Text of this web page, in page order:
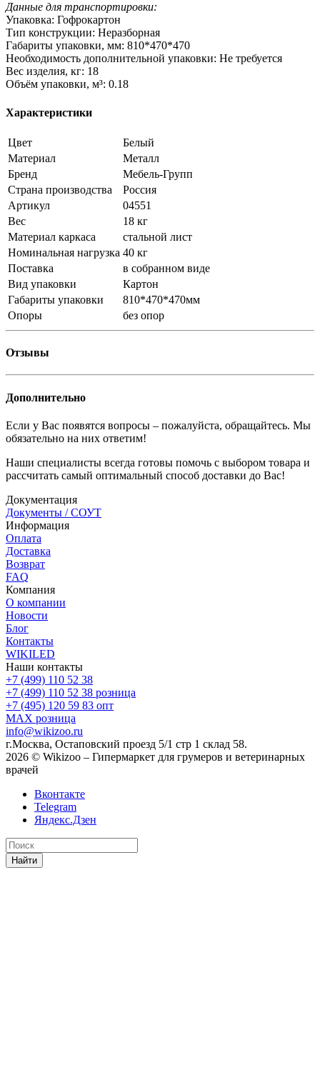
Данные для транспортировки:
Упаковка: Гофрокартон
Тип конструкции: Неразборная
Габариты упаковки, мм: 810*470*470
Необходимость дополнительной упаковки: Не требуется
Вес изделия, кг: 18
Объём упаковки, м³: 0.18
Характеристики
Цвет
Белый
Материал
Металл
Бренд
Мебель-Групп
Страна производства
Россия
Артикул
04551
Вес
18 кг
Материал каркаса
стальной лист
Номинальная нагрузка 40 кг
Поставка
в собранном виде
Вид упаковки
Картон
Габариты упаковки
810*470*470мм
Опоры
без опор
Отзывы
Дополнительно
Если у Вас появятся вопросы – пожалуйста, обращайтесь. Мы
обязательно на них ответим!
Наши специалисты всегда готовы помочь с выбором товара и
рассчитать самый оптимальный способ доставки до Вас!
Документация
Документы / СОУТ
Информация
Оплата
Доставка
Возврат
FAQ
Компания
О компании
Новости
Блог
Контакты
WIKILED
Наши контакты
+7 (499) 110 52 38
+7 (499) 110 52 38 розница
+7 (495) 120 59 83 опт
MAX розница
info@wikizoo.ru
г.Москва, Остаповский проезд 5/1 стр 1 склад 58.
2026 © Wikizoo – Гипермаркет для грумеров и ветеринарных
врачей
Вконтакте
Telegram
Яндекс.Дзен
Найти